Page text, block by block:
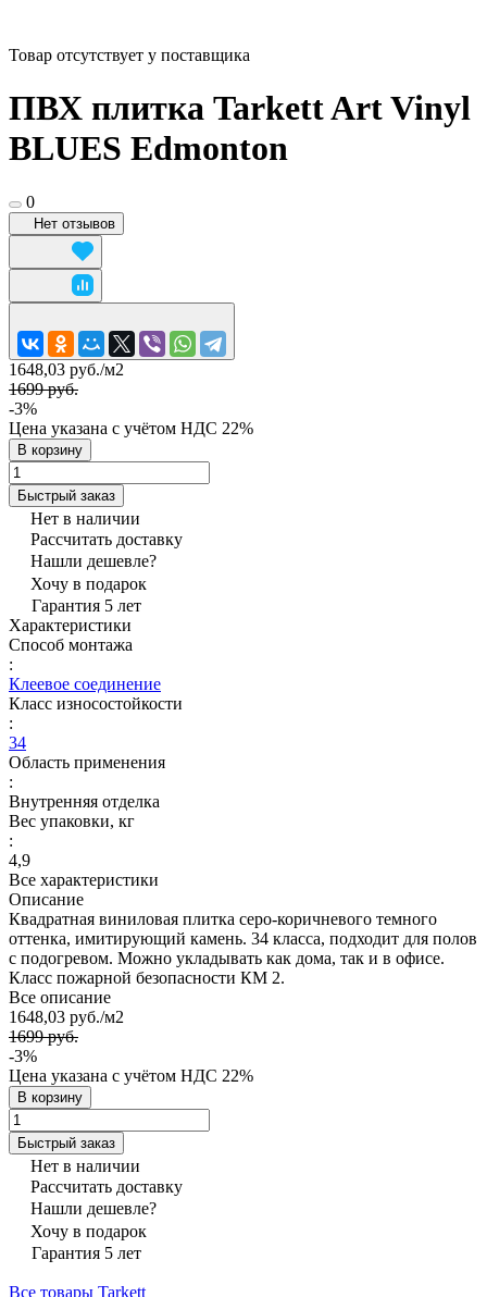
Товар отсутствует у поставщика
ПВХ плитка Tarkett Art Vinyl
BLUES Edmonton
0
Нет отзывов
1648,03 руб./м2
1699 руб.
-3%
Цена указана с учётом НДС 22%
В корзину
Быстрый заказ
Нет в наличии
Рассчитать доставку
Нашли дешевле?
Хочу в подарок
Гарантия 5 лет
Характеристики
Способ монтажа
:
Клеевое соединение
Класс износостойкости
:
34
Область применения
:
Внутренняя отделка
Вес упаковки, кг
:
4,9
Все характеристики
Описание
Квадратная виниловая плитка серо-коричневого темного
оттенка, имитирующий камень. 34 класса, подходит для полов
с подогревом. Можно укладывать как дома, так и в офисе.
Класс пожарной безопасности КМ 2.
Все описание
1648,03 руб./м2
1699 руб.
-3%
Цена указана с учётом НДС 22%
В корзину
Быстрый заказ
Нет в наличии
Рассчитать доставку
Нашли дешевле?
Хочу в подарок
Гарантия 5 лет
Все товары Tarkett